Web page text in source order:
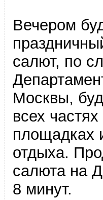
Вечером
салют, по
Москвы,
всех
площадках
отдыха.
салюта на
8 минут.